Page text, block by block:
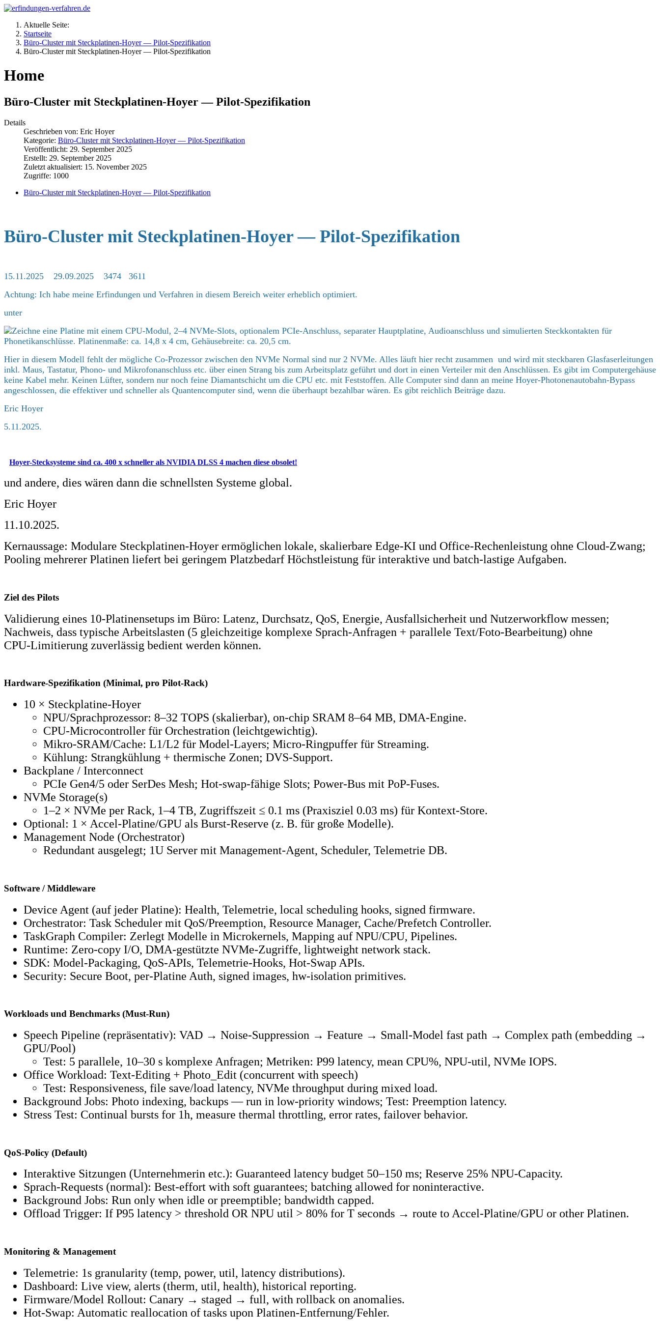
Aktuelle Seite:
Startseite
Büro‑Cluster mit Steckplatinen‑Hoyer — Pilot‑Spezifikation
Büro‑Cluster mit Steckplatinen‑Hoyer — Pilot‑Spezifikation
Home
Büro‑Cluster mit Steckplatinen‑Hoyer — Pilot‑Spezifikation
Details
Geschrieben von: Eric Hoyer
Kategorie: Büro‑Cluster mit Steckplatinen‑Hoyer — Pilot‑Spezifikation
Veröffentlicht: 29. September 2025
Erstellt: 29. September 2025
Zuletzt aktualisiert: 15. November 2025
Zugriffe: 1000
Büro‑Cluster mit Steckplatinen‑Hoyer — Pilot‑Spezifikation
Büro‑Cluster mit Steckplatinen‑Hoyer — Pilot‑Spezifikation
15.11.2025 29.09.2025 3474 3611
Achtung: Ich habe meine Erfindungen und Verfahren in diesem Bereich weiter erheblich optimiert.
unter
Hier in diesem Modell fehlt der mögliche Co-Prozessor zwischen den NVMe Normal sind nur 2 NVMe. Alles läuft hier recht zusammen und wird mit steckbaren Glasfaserleitungen
inkl. Maus, Tastatur, Phono- und Mikrofonanschluss etc. über einen Strang bis zum Arbeitsplatz geführt und dort in einen Verteiler mit den Anschlüssen. Es gibt im Computergehäuse
keine Kabel mehr. Keinen Lüfter, sondern nur noch feine Diamantschicht um die CPU etc. mit Feststoffen. Alle Computer sind dann an meine Hoyer-Photonenautobahn-Bypass
angeschlossen, die effektiver und schneller als Quantencomputer sind, wenn die überhaupt bezahlbar wären. Es gibt reichlich Beiträge dazu.
Eric Hoyer
5.11.2025.
Hoyer-Stecksysteme sind ca. 400 x schneller als NVIDIA DLSS 4 machen diese obsolet!
und andere, dies wären dann die schnellsten Systeme global.
Eric Hoyer
11.10.2025.
Kernaussage: Modulare Steckplatinen‑Hoyer ermöglichen lokale, skalierbare Edge‑KI und Office‑Rechenleistung ohne Cloud‑Zwang;
Pooling mehrerer Platinen liefert bei geringem Platzbedarf Höchstleistung für interaktive und batch‑lastige Aufgaben.
Ziel des Pilots
Validierung eines 10‑Platinensetups im Büro: Latenz, Durchsatz, QoS, Energie, Ausfallsicherheit und Nutzerworkflow messen;
Nachweis, dass typische Arbeitslasten (5 gleichzeitige komplexe Sprach‑Anfragen + parallele Text/Foto‑Bearbeitung) ohne
CPU‑Limitierung zuverlässig bedient werden können.
Hardware‑Spezifikation (Minimal, pro Pilot‑Rack)
10 × Steckplatine‑Hoyer
NPU/Sprachprozessor: 8–32 TOPS (skalierbar), on‑chip SRAM 8–64 MB, DMA‑Engine.
CPU‑Microcontroller für Orchestration (leichtgewichtig).
Mikro‑SRAM/Cache: L1/L2 für Model‑Layers; Micro‑Ringpuffer für Streaming.
Kühlung: Strangkühlung + thermische Zonen; DVS‑Support.
Backplane / Interconnect
PCIe Gen4/5 oder SerDes Mesh; Hot‑swap‑fähige Slots; Power‑Bus mit PoP‑Fuses.
NVMe Storage(s)
1–2 × NVMe per Rack, 1–4 TB, Zugriffszeit ≤ 0.1 ms (Praxisziel 0.03 ms) für Kontext‑Store.
Optional: 1 × Accel‑Platine/GPU als Burst‑Reserve (z. B. für große Modelle).
Management Node (Orchestrator)
Redundant ausgelegt; 1U Server mit Management‑Agent, Scheduler, Telemetrie DB.
Software / Middleware
Device Agent (auf jeder Platine): Health, Telemetrie, local scheduling hooks, signed firmware.
Orchestrator: Task Scheduler mit QoS/Preemption, Resource Manager, Cache/Prefetch Controller.
TaskGraph Compiler: Zerlegt Modelle in Microkernels, Mapping auf NPU/CPU, Pipelines.
Runtime: Zero‑copy I/O, DMA‑gestützte NVMe‑Zugriffe, lightweight network stack.
SDK: Model‑Packaging, QoS‑APIs, Telemetrie‑Hooks, Hot‑Swap APIs.
Security: Secure Boot, per‑Platine Auth, signed images, hw‑isolation primitives.
Workloads und Benchmarks (Must‑Run)
Speech Pipeline (repräsentativ): VAD → Noise‑Suppression → Feature → Small‑Model fast path → Complex path (embedding →
GPU/Pool)
Test: 5 parallele, 10–30 s komplexe Anfragen; Metriken: P99 latency, mean CPU%, NPU‑util, NVMe IOPS.
Office Workload: Text‑Editing + Photo_Edit (concurrent with speech)
Test: Responsiveness, file save/load latency, NVMe throughput during mixed load.
Background Jobs: Photo indexing, backups — run in low‑priority windows; Test: Preemption latency.
Stress Test: Continual bursts for 1h, measure thermal throttling, error rates, failover behavior.
QoS‑Policy (Default)
Interaktive Sitzungen (Unternehmerin etc.): Guaranteed latency budget 50–150 ms; Reserve 25% NPU‑Capacity.
Sprach‑Requests (normal): Best‑effort with soft guarantees; batching allowed for noninteractive.
Background Jobs: Run only when idle or preemptible; bandwidth capped.
Offload Trigger: If P95 latency > threshold OR NPU util > 80% for T seconds → route to Accel‑Platine/GPU or other Platinen.
Monitoring & Management
Telemetrie: 1s granularity (temp, power, util, latency distributions).
Dashboard: Live view, alerts (therm, util, health), historical reporting.
Firmware/Model Rollout: Canary → staged → full, with rollback on anomalies.
Hot‑Swap: Automatic reallocation of tasks upon Platinen‑Entfernung/Fehler.